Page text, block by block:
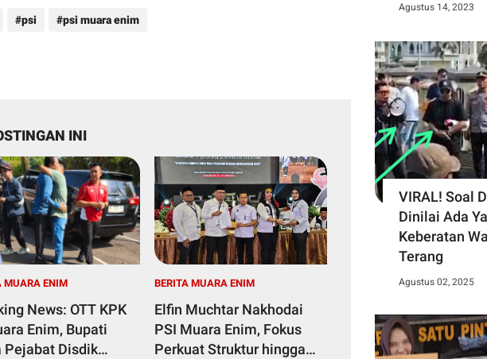
psi psi muara enim
INI
MUARA ENIM
News: OTT KPK
Enim, Bupati
Pejabat Disdik
BERITA MUARA ENIM
Elfin Muchtar Nakhodai
PSI Muara Enim, Fokus
Perkuat Struktur hingga
Agustus 14, 2023
VIRAL! Soal
Dinilai Ada
Keberatan
Terang
Agustus 02, 2025